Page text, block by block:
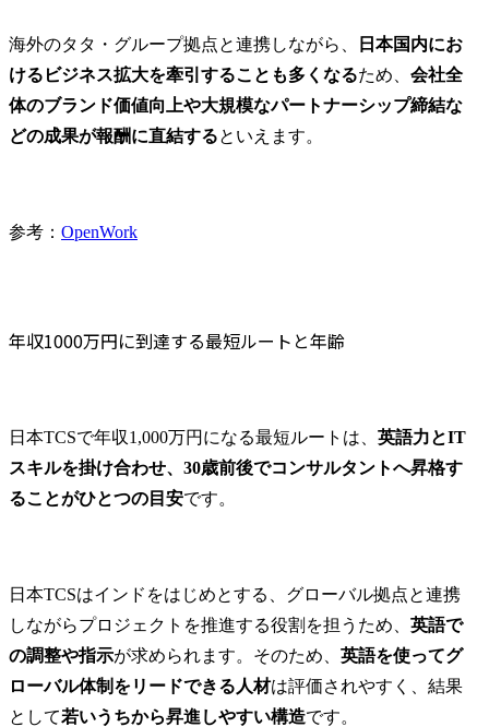
海外のタタ・グループ拠点と連携しながら、
日本国内にお
けるビジネス拡大を牽引することも多くなるため、 会社全
体のブランド価値向上や大規模なパートナーシップ締結な
どの成果が報酬に直結するといえます。
参考： OpenWork
年収1000万円に到達する最短ルートと年齢
日本TCSで年収1,000万円になる最短ルートは、 英語力とIT
スキルを掛け合わせ、30歳前後でコンサルタントへ昇格す
ることがひとつの目安です。
日本TCSはインドをはじめとする、グローバル拠点と連携
しながらプロジェクトを推進する役割を担うため、 英語で
の調整や指示が求められます。そのため、 英語を使ってグ
ローバル体制をリードできる人材は評価されやすく、結果
として若いうちから昇進しやすい構造です。